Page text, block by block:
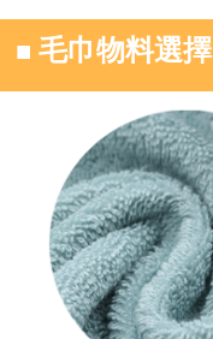
■ 毛巾物料選擇